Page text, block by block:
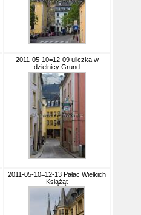
2011-05-10=12-09 uliczka w
dzielnicy Grund
2011-05-10=12-13 Pałac Wielkich
Książąt